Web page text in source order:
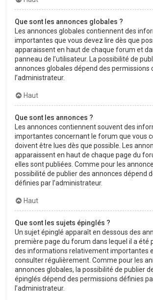
Que sont les annonces globales ?
Les annonces globales contiennent des
importantes que vous devez lire dès que
apparaissent en haut de chaque forum et
panneau de l’utilisateur. La possibilité de
annonces globales dépend des permissions
l’administrateur.
Haut
Que sont les annonces ?
Les annonces contiennent souvent des
importantes concernant le forum que vous
doivent être lues dès que possible. Les
apparaissent en haut de chaque page du
elles sont publiées. Comme pour les
possibilité de publier des annonces dépend
définies par l’administrateur.
Haut
Que sont les sujets épinglés ?
Un sujet épinglé apparaît en dessous des
première page du forum dans lequel il a été
des informations relativement importantes
consulter régulièrement. Comme pour les
annonces globales, la possibilité de publier
épinglés dépend des permissions définies
l’administrateur.